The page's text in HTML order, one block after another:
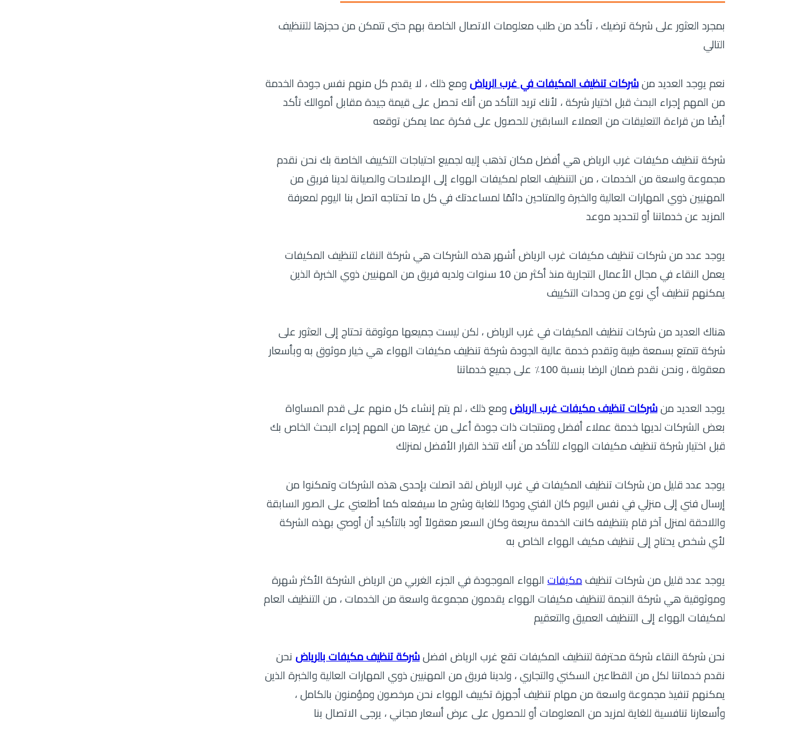
بمجرد العثور على شركة ترضيك ، تأكد من طلب معلومات الاتصال الخاصة بهم حتى تتمكن من حجزها للتنظيف
التالي
نعم يوجد العديد من شركات تنظيف المكيفات في غرب الرياض ومع ذلك ، لا يقدم كل منهم نفس جودة الخدمة
من المهم إجراء البحث قبل اختيار شركة ، لأنك تريد التأكد من أنك تحصل على قيمة جيدة مقابل أموالك تأكد
أيضًا من قراءة التعليقات من العملاء السابقين للحصول على فكرة عما يمكن توقعه
شركة تنظيف مكيفات غرب الرياض هي أفضل مكان تذهب إليه لجميع احتياجات التكييف الخاصة بك نحن نقدم
مجموعة واسعة من الخدمات ، من التنظيف العام لمكيفات الهواء إلى الإصلاحات والصيانة لدينا فريق من
المهنيين ذوي المهارات العالية والخبرة والمتاحين دائمًا لمساعدتك في كل ما تحتاجه اتصل بنا اليوم لمعرفة
المزيد عن خدماتنا أو لتحديد موعد
يوجد عدد من شركات تنظيف مكيفات غرب الرياض أشهر هذه الشركات هي شركة النقاء لتنظيف المكيفات
يعمل النقاء في مجال الأعمال التجارية منذ أكثر من 10 سنوات ولديه فريق من المهنيين ذوي الخبرة الذين
يمكنهم تنظيف أي نوع من وحدات التكييف
هناك العديد من شركات تنظيف المكيفات في غرب الرياض ، لكن ليست جميعها موثوقة تحتاج إلى العثور على
شركة تتمتع بسمعة طيبة وتقدم خدمة عالية الجودة شركة تنظيف مكيفات الهواء هي خيار موثوق به وبأسعار
معقولة ، ونحن نقدم ضمان الرضا بنسبة 100٪ على جميع خدماتنا
يوجد العديد من شركات تنظيف مكيفات غرب الرياض ومع ذلك ، لم يتم إنشاء كل منهم على قدم المساواة
بعض الشركات لديها خدمة عملاء أفضل ومنتجات ذات جودة أعلى من غيرها من المهم إجراء البحث الخاص بك
قبل اختيار شركة تنظيف مكيفات الهواء للتأكد من أنك تتخذ القرار الأفضل لمنزلك
يوجد عدد قليل من شركات تنظيف المكيفات في غرب الرياض لقد اتصلت بإحدى هذه الشركات وتمكنوا من
إرسال فني إلى منزلي في نفس اليوم كان الفني ودودًا للغاية وشرح ما سيفعله كما أطلعني على الصور السابقة
واللاحقة لمنزل آخر قام بتنظيفه كانت الخدمة سريعة وكان السعر معقولاً أود بالتأكيد أن أوصي بهذه الشركة
لأي شخص يحتاج إلى تنظيف مكيف الهواء الخاص به
يوجد عدد قليل من شركات تنظيف مكيفات الهواء الموجودة في الجزء الغربي من الرياض الشركة الأكثر شهرة
وموثوقية هي شركة النجمة لتنظيف مكيفات الهواء يقدمون مجموعة واسعة من الخدمات ، من التنظيف العام
لمكيفات الهواء إلى التنظيف العميق والتعقيم
نحن شركة النقاء شركة محترفة لتنظيف المكيفات تقع غرب الرياض افضل شركة تنظيف مكيفات بالرياض نحن
نقدم خدماتنا لكل من القطاعين السكني والتجاري ، ولدينا فريق من المهنيين ذوي المهارات العالية والخبرة الذين
يمكنهم تنفيذ مجموعة واسعة من مهام تنظيف أجهزة تكييف الهواء نحن مرخصون ومؤمنون بالكامل ،
وأسعارنا تنافسية للغاية لمزيد من المعلومات أو للحصول على عرض أسعار مجاني ، يرجى الاتصال بنا